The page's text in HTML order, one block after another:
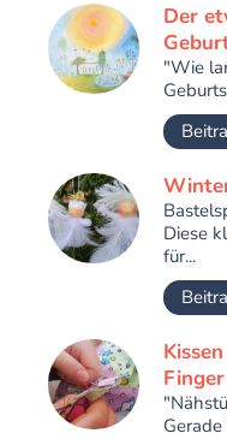
Der
"Wie
Diese
für...
Finger